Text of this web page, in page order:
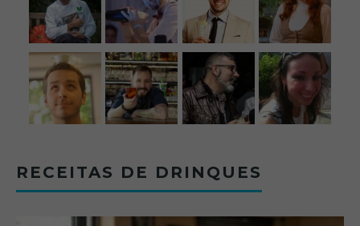
RECEITAS DE DRINQUES